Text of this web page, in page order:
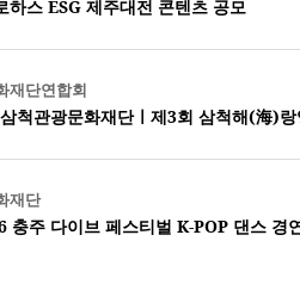
하스 ESG 제주대전 콘텐츠 공모
재단연합회
척관광문화재단ㅣ제3회 삼척해(海)
재단
충주 다이브 페스티벌 K-POP 댄스 경